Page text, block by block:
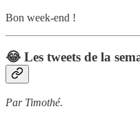
Bon week-end !
😂 Les tweets de la
Par Timothé.